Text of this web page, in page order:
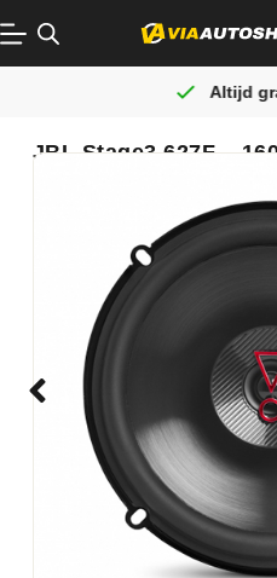
Altijd gratis
JBL Stage3 627F –